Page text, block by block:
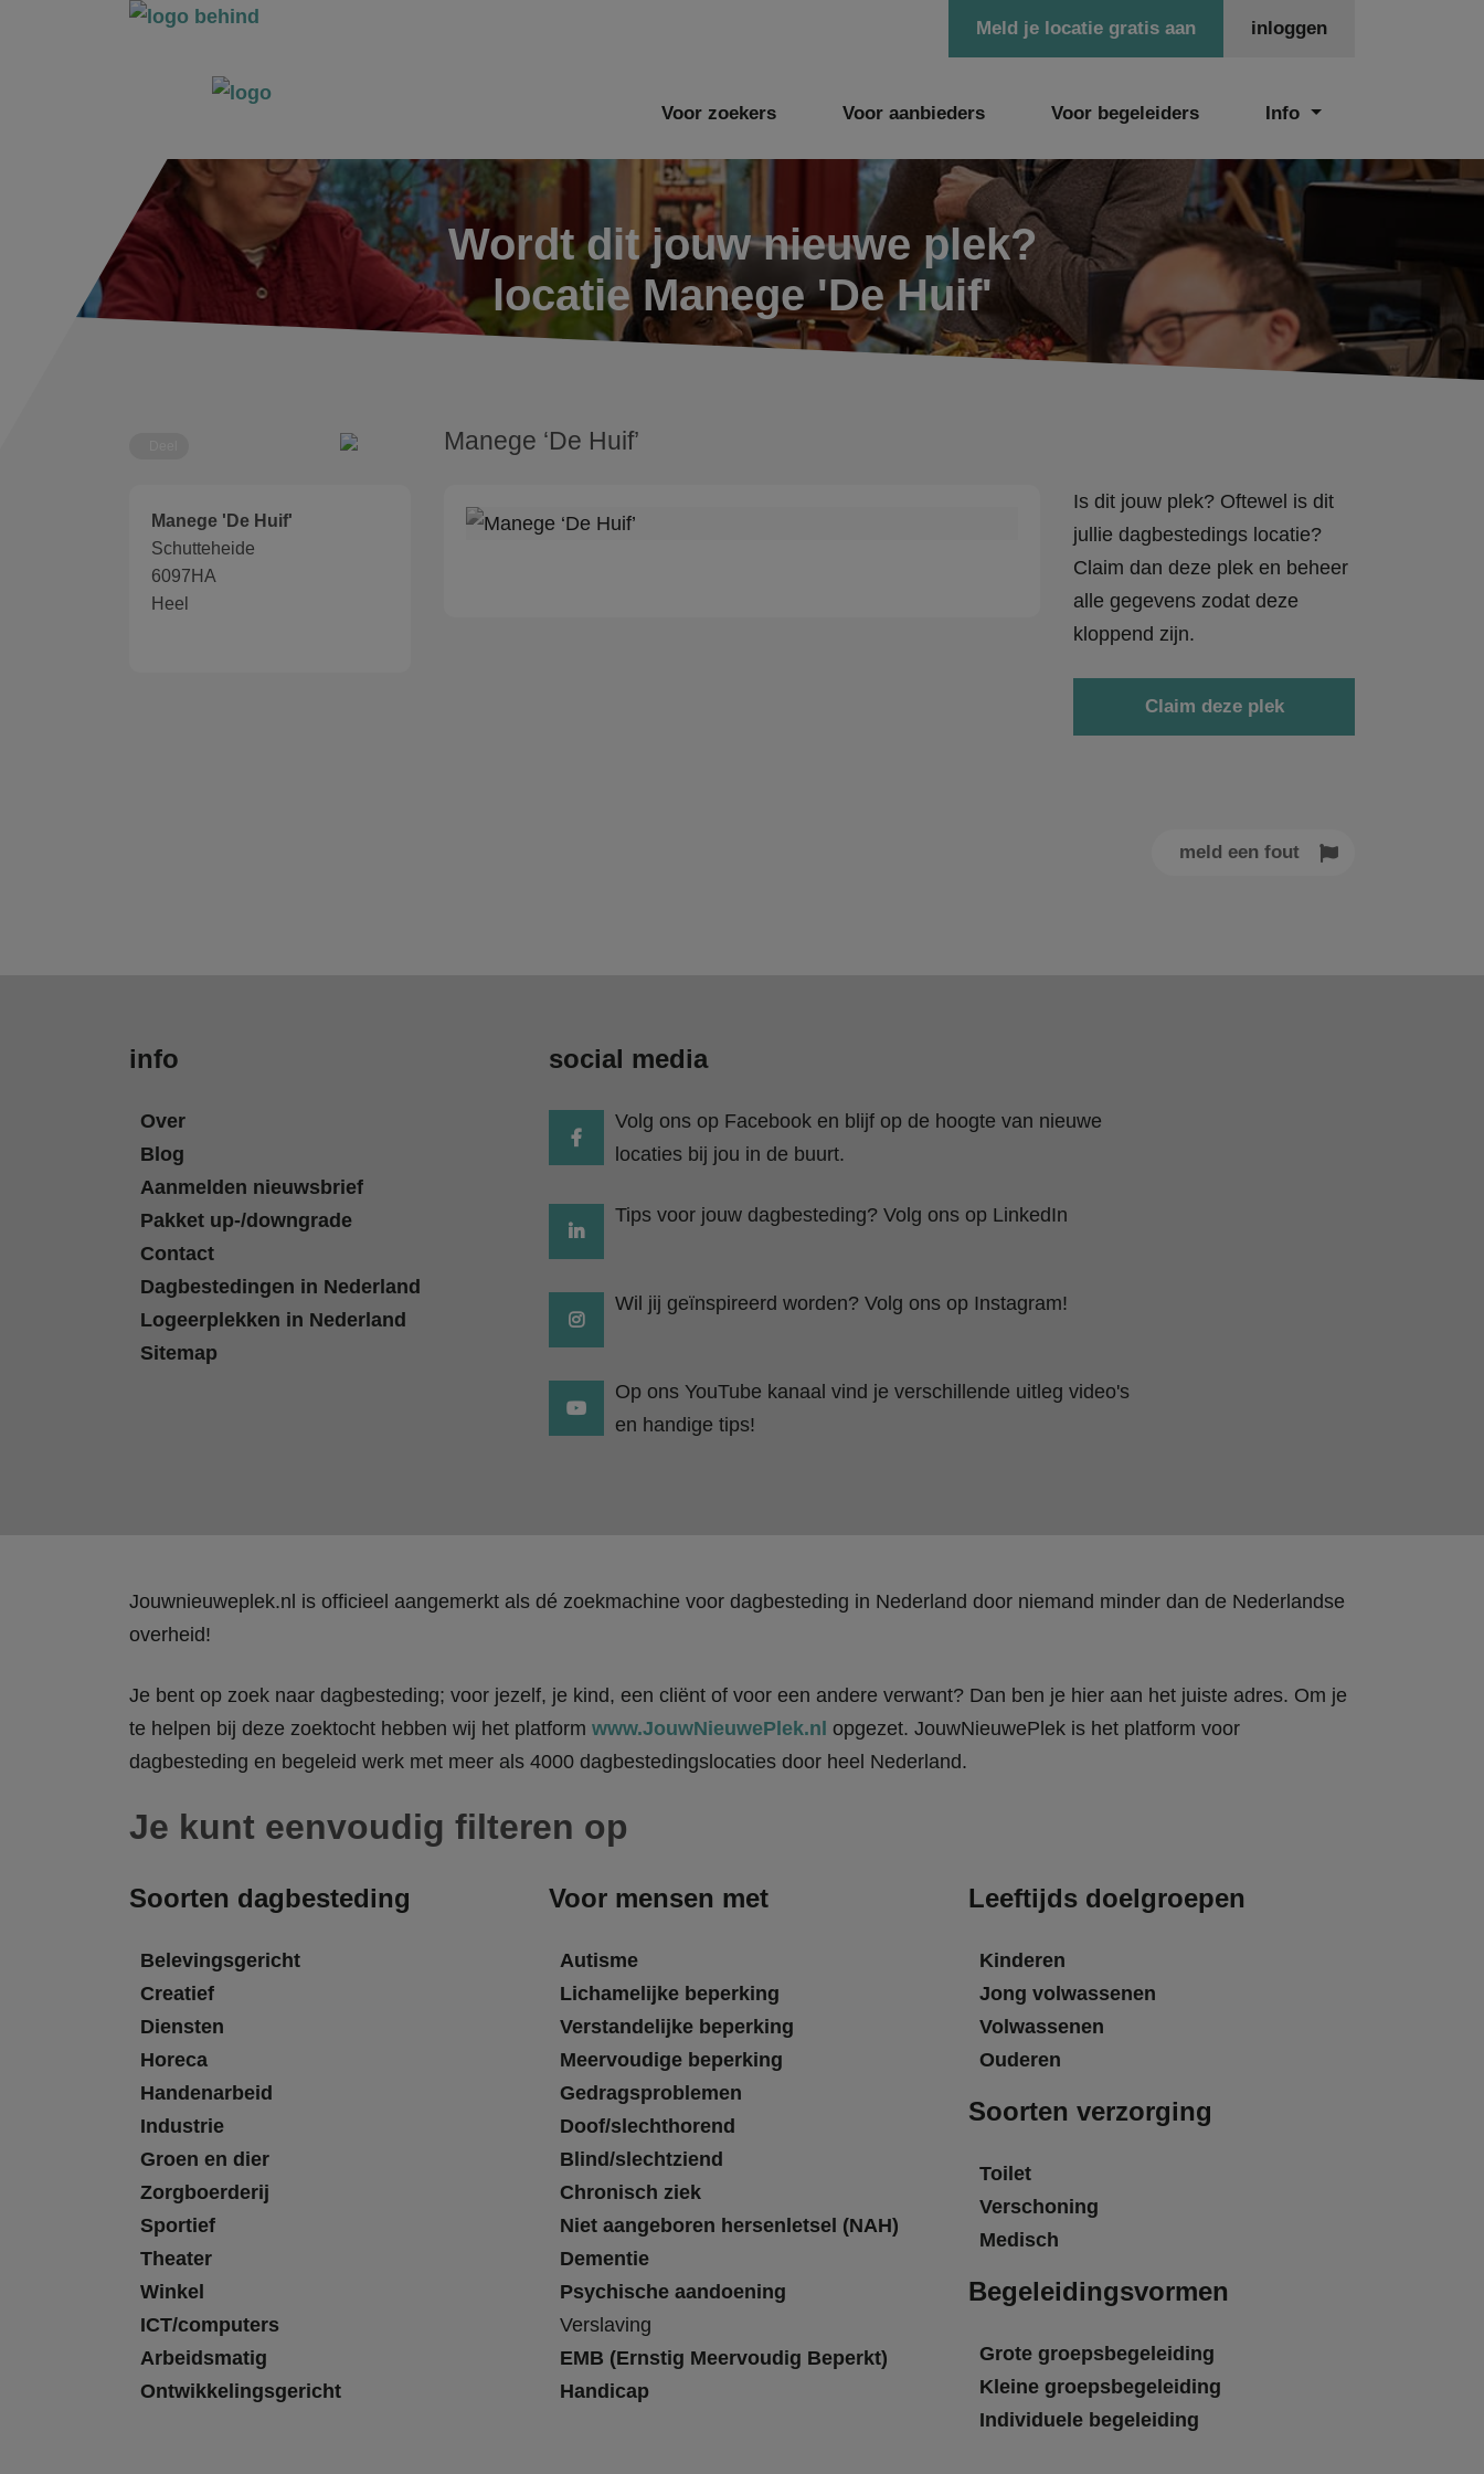
inloggen
Meld je locatie gratis aan
Voor zoekers Voor aanbieders Voor begeleiders Info
Wordt dit jouw nieuwe plek?
locatie Manege 'De Huif'
Manege ‘De Huif’
Manege 'De Huif'
Schutteheide
6097HA
Heel
Is dit jouw plek? Oftewel is dit
jullie dagbestedings locatie?
Claim dan deze plek en beheer
alle gegevens zodat deze
kloppend zijn.
Claim deze plek
meld een fout
info
Over
Blog
Aanmelden nieuwsbrief
Pakket up-/downgrade
Contact
Dagbestedingen in Nederland
Logeerplekken in Nederland
Sitemap
social media
Volg ons op Facebook en blijf op de hoogte van nieuwe
locaties bij jou in de buurt.
Tips voor jouw dagbesteding? Volg ons op LinkedIn
Wil jij geïnspireerd worden? Volg ons op Instagram!
Op ons YouTube kanaal vind je verschillende uitleg video's
en handige tips!
Jouwnieuweplek.nl is officieel aangemerkt als dé zoekmachine voor dagbesteding in Nederland door niemand minder dan de Nederlandse
overheid!
Je bent op zoek naar dagbesteding; voor jezelf, je kind, een cliënt of voor een andere verwant? Dan ben je hier aan het juiste adres. Om je
te helpen bij deze zoektocht hebben wij het platform www.JouwNieuwePlek.nl opgezet. JouwNieuwePlek is het platform voor
dagbesteding en begeleid werk met meer als 4000 dagbestedingslocaties door heel Nederland.
Je kunt eenvoudig filteren op
Soorten dagbesteding
Belevingsgericht
Creatief
Diensten
Horeca
Handenarbeid
Industrie
Groen en dier
Zorgboerderij
Sportief
Theater
Winkel
ICT/computers
Arbeidsmatig
Ontwikkelingsgericht
Voor mensen met
Autisme
Lichamelijke beperking
Verstandelijke beperking
Meervoudige beperking
Gedragsproblemen
Doof/slechthorend
Blind/slechtziend
Chronisch ziek
Niet aangeboren hersenletsel (NAH)
Dementie
Psychische aandoening
Verslaving
EMB (Ernstig Meervoudig Beperkt)
Handicap
Leeftijds doelgroepen
Kinderen
Jong volwassenen
Volwassenen
Ouderen
Soorten verzorging
Toilet
Verschoning
Medisch
Begeleidingsvormen
Grote groepsbegeleiding
Kleine groepsbegeleiding
Individuele begeleiding